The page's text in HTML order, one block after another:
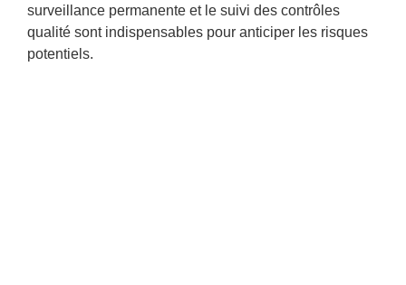
surveillance permanente et le suivi des contrôles
qualité sont indispensables pour anticiper les risques
potentiels.